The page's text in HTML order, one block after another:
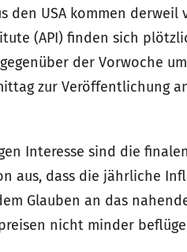
USA kommen derweil
(API) finden sich
der Vorwoche
zur Veröffentlichung
Interesse sind die
aus, dass die jährliche
Glauben an das
nicht minder